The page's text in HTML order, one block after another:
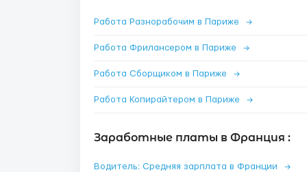
Работа Разнорабочим в Париже →
Работа Фрилансером в Париже →
Работа Сборщиком в Париже →
Работа Копирайтером в Париже →
Заработные платы в Франция :
Водитель: Средняя зарплата в Франции →